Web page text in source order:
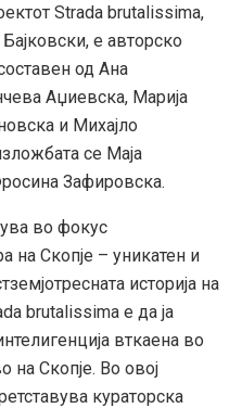
Strada brutalissima,
е авторско
од Ана
Аџиевска, Марија
и Михајло
се Маја
Зафировска.
во фокус
на Скопје – уникатен и
историја на
brutalissima е да ја
вткаена во
на Скопје. Во овој
кураторска